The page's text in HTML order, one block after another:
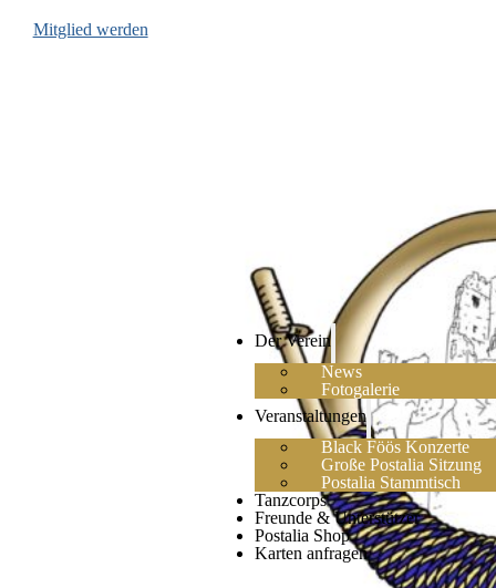
Mitglied werden
Der Verein
News
Fotogalerie
Veranstaltungen
Black Föös Konzerte
Große Postalia Sitzung
Postalia Stammtisch
Tanzcorps
Freunde & Unterstützer
Postalia Shop
Karten anfragen